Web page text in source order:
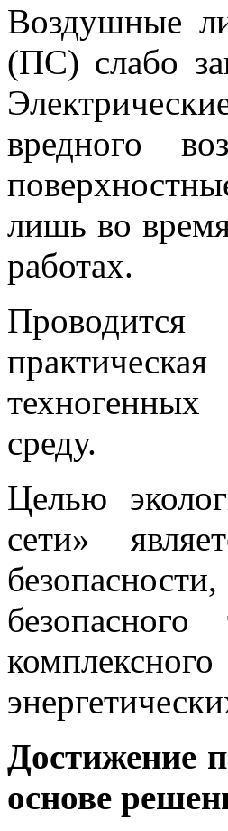
Воздушные
(ПС) слабо
вредного
лишь во
работах.
среду.
Целью
сети»
Достижение
основе